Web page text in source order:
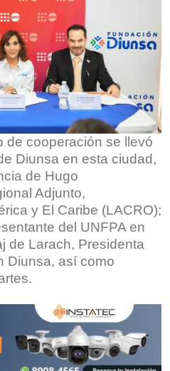
de cooperación se llevó
Diunsa en esta ciudad,
de Hugo
Adjunto,
y El Caribe (LACRO);
del UNFPA en
de Larach, Presidenta
Diunsa, así como